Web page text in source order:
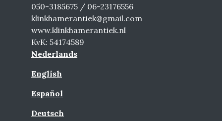
050-3185675 / 06-23176556
klinkhamerantiek@gmail.com
www.klinkhamerantiek.nl
KvK: 54174589
Nederlands
English
Español
Deutsch